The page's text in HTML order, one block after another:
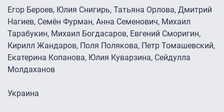
Егор Бероев, Юлия Снигирь, Татьяна Орлова, Дмитрий
Нагиев, Семён Фурман, Анна Семенович, Михаил
Тарабукин, Михаил Богдасаров, Евгений Сморигин,
Кирилл Жандаров, Поля Полякова, Петр Томашевский,
Екатерина Копанова, Юлия Куварзина, Сейдулла
Молдаханов
Украина